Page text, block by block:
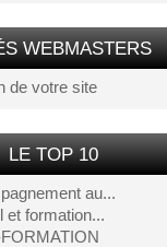
WEBMASTERS
de votre site
LE TOP 10
au...
et formation...
FORMATION